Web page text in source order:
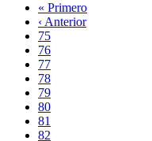
Paginación
Primera
página
« Primero
Página
anterior
‹ Anterior
Page
75
Page
76
Page
77
Page
78
Página
actual
79
Page
80
Page
81
Page
82